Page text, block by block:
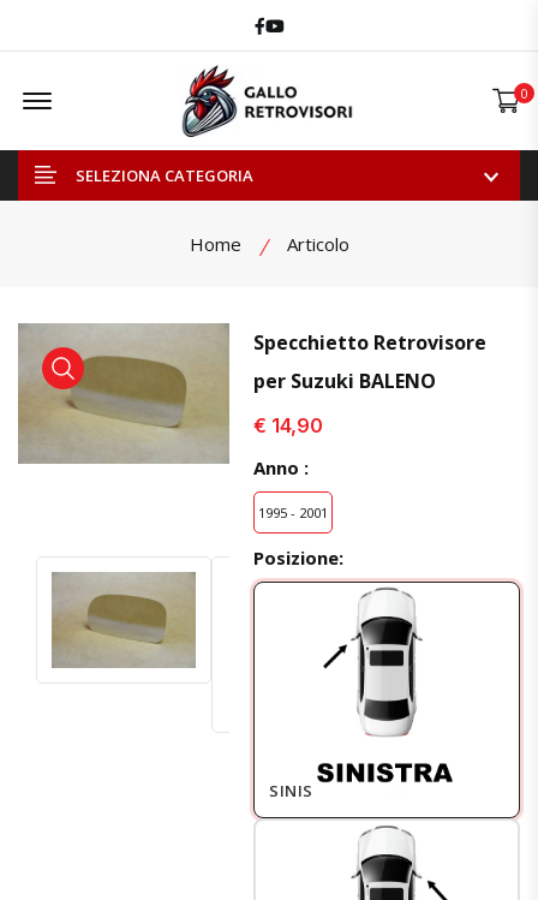
Facebook
Youtube
Offcanvas Menu Open 0
SELEZIONA CATEGORIA
Home Articolo
visualizza prodotto visualizza prodotto
Specchietto Retrovisore
per Suzuki BALENO
€ 14,90
Anno :
1995 - 2001
Posizione:
SINISTRO